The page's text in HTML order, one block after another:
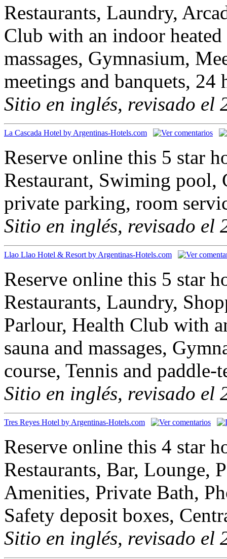
Restaurants, Laundry,
Club with an indoor
massages, Gymnasium,
meetings and banquets, 24
Sitio en inglés, revisado el
La Cascada Hotel by Argentinas-Hotels.com
Reserve online this 5 star
Restaurant, Swiming pool,
private parking, room
Sitio en inglés, revisado el
Llao Llao Hotel & Resort by Argentinas-Hotels.com
Reserve online this 5 star
Restaurants, Laundry,
Parlour, Health Club with
sauna and massages,
course, Tennis and paddle-
Sitio en inglés, revisado el
Tres Reyes Hotel by Argentinas-Hotels.com
Reserve online this 4 star
Restaurants, Bar, Lounge,
Amenities, Private Bath,
Safety deposit boxes,
Sitio en inglés, revisado el